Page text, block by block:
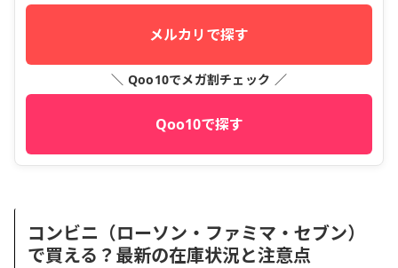
メルカリで探す
＼ Qoo10でメガ割チェック ／
Qoo10で探す
コンビニ（ローソン・ファミマ・セブン）
で買える？最新の在庫状況と注意点